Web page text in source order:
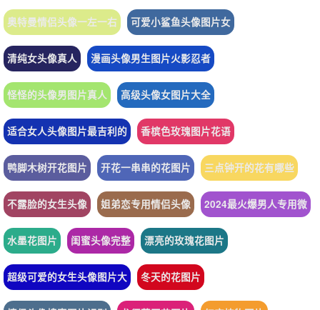
奥特曼情侣头像一左一右 可爱小鲨鱼头像图片女
清纯女头像真人 漫画头像男生图片火影忍者
怪怪的头像男图片真人 高级头像女图片大全
适合女人头像图片最吉利的 香槟色玫瑰图片花语
鸭脚木树开花图片 开花一串串的花图片 三点钟开的花有哪些
不露脸的女生头像 姐弟恋专用情侣头像 2024最火爆男人专用微
水墨花图片 闺蜜头像完整 漂亮的玫瑰花图片
超级可爱的女生头像图片大 冬天的花图片